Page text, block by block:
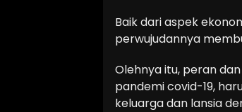
Baik dari aspek
perwujudannya
Olehnya itu, peran
pandemi covid-19,
keluarga dan lansia